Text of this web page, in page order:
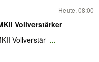
Heute, 08:00
Vollverstärker
Vollverstär ...